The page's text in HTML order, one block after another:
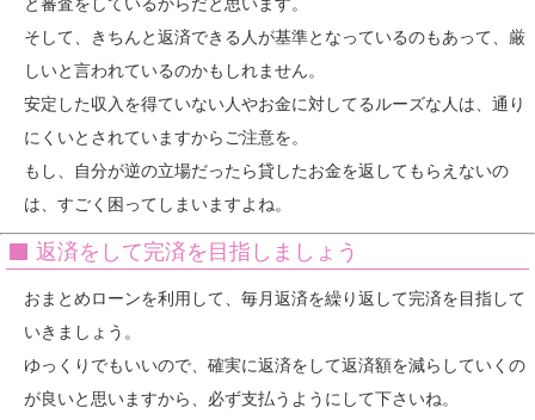
そして、きちんと返済できる人が基準となっているのもあって、厳
しいと言われているのかもしれません。
安定した収入を得ていない人やお金に対してるルーズな人は、通り
にくいとされていますからご注意を。
もし、自分が逆の立場だったら貸したお金を返してもらえないの
は、すごく困ってしまいますよね。
返済をして完済を目指しましょう
おまとめローンを利用して、毎月返済を繰り返して完済を目指して
いきましょう。
ゆっくりでもいいので、確実に返済をして返済額を減らしていくの
が良いと思いますから、必ず支払うようにして下さいね。